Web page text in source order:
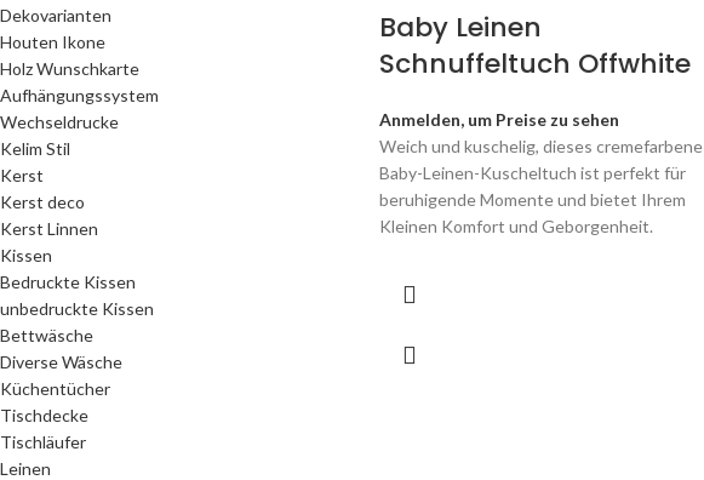
Dekovarianten
Houten Ikone
Holz Wunschkarte
Aufhängungssystem
Wechseldrucke
Kelim Stil
Kerst
Kerst deco
Kerst Linnen
Kissen
Bedruckte Kissen
unbedruckte Kissen
Bettwäsche
Diverse Wäsche
Küchentücher
Tischdecke
Tischläufer
Leinen
Baby Leinen
Schnuffeltuch Offwhite
Anmelden, um Preise zu sehen
Weich und kuschelig, dieses cremefarbene
Baby-Leinen-Kuscheltuch ist perfekt für
beruhigende Momente und bietet Ihrem
Kleinen Komfort und Geborgenheit.